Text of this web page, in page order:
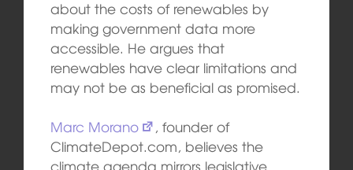
about the costs of renewables by
making government data more
accessible. He argues that
renewables have clear limitations and
may not be as beneficial as promised.
Marc Morano
, founder of
ClimateDepot.com, believes the
climate agenda mirrors legislative